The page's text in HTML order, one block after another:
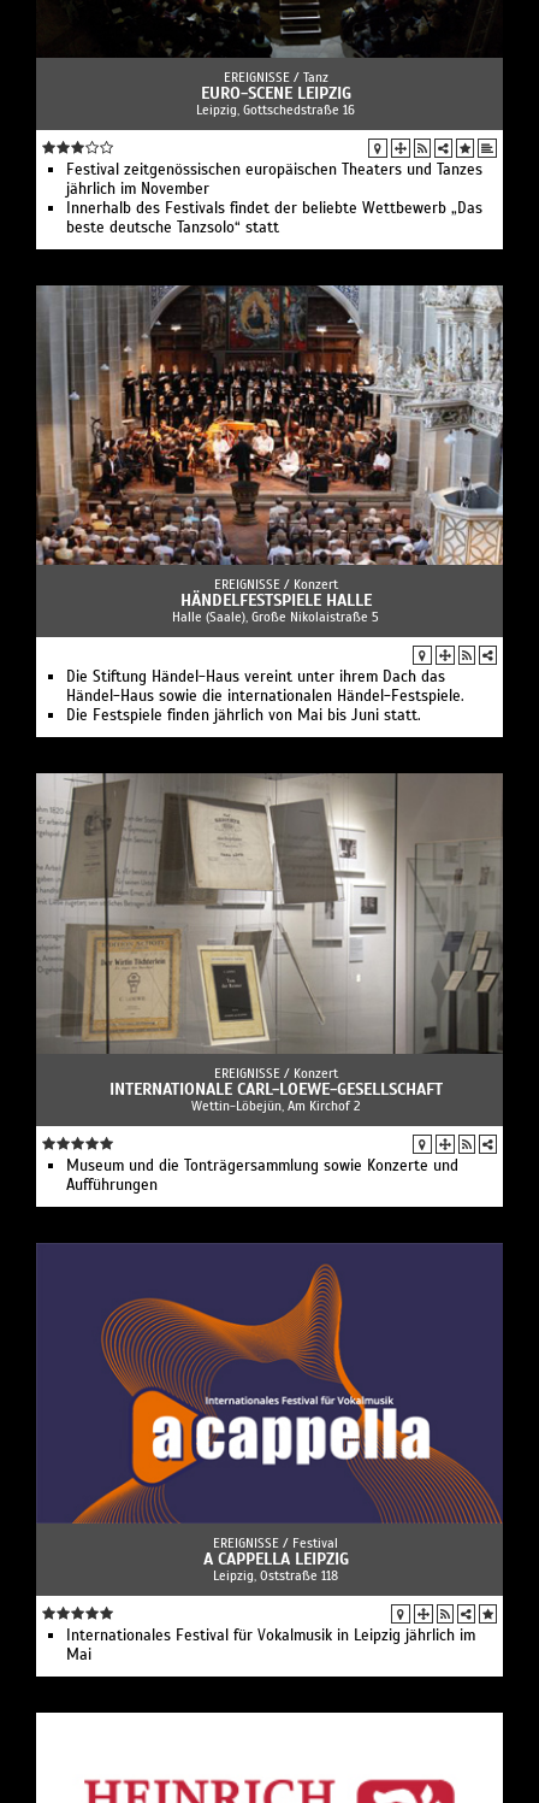
EREIGNISSE / Tanz
EURO-SCENE LEIPZIG
Leipzig, Gottschedstraße 16
Festival zeitgenössischen europäischen Theaters und Tanzes
jährlich im November
Innerhalb des Festivals findet der beliebte Wettbewerb „Das
beste deutsche Tanzsolo“ statt
EREIGNISSE / Konzert
HÄNDELFESTSPIELE HALLE
Halle (Saale), Große Nikolaistraße 5
Die Stiftung Händel-Haus vereint unter ihrem Dach das
Händel-Haus sowie die internationalen Händel-Festspiele.
Die Festspiele finden jährlich von Mai bis Juni statt.
EREIGNISSE / Konzert
INTERNATIONALE CARL-LOEWE-GESELLSCHAFT
Wettin-Löbejün, Am Kirchof 2
Museum und die Tonträgersammlung sowie Konzerte und
Aufführungen
EREIGNISSE / Festival
A CAPPELLA LEIPZIG
Leipzig, Oststraße 118
Internationales Festival für Vokalmusik in Leipzig jährlich im
Mai